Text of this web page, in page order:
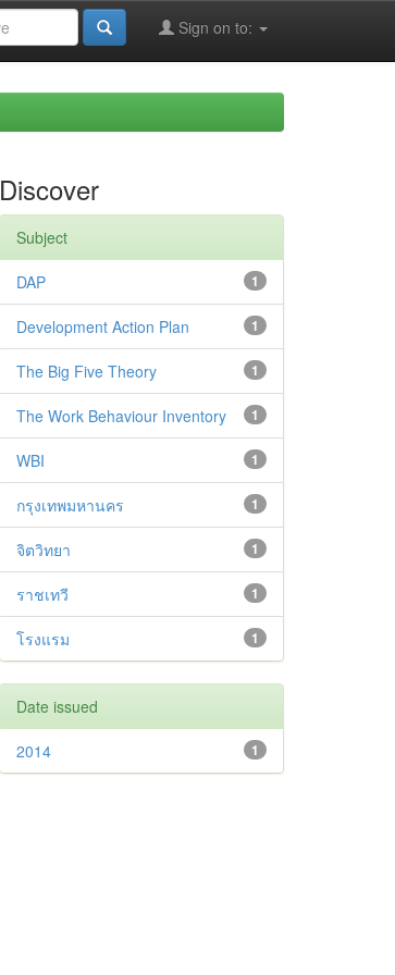
Sign on to:
Discover
Subject
1
DAP
1
Development Action Plan
1
The Big Five Theory
1
The Work Behaviour Inventory
1
WBI
1
กรุงเทพมหานคร
1
จิตวิทยา
1
ราชเทวี
1
โรงแรม
Date issued
1
2014